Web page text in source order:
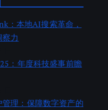
：本地AI搜索革命，
力
：年度科技盛事前瞻
理：保障数字资产的